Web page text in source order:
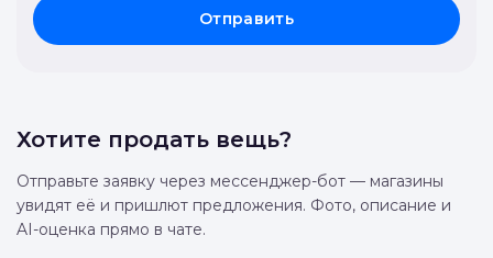
Отправить
Хотите продать вещь?
Отправьте заявку через мессенджер-бот — магазины
увидят её и пришлют предложения. Фото, описание и
AI-оценка прямо в чате.